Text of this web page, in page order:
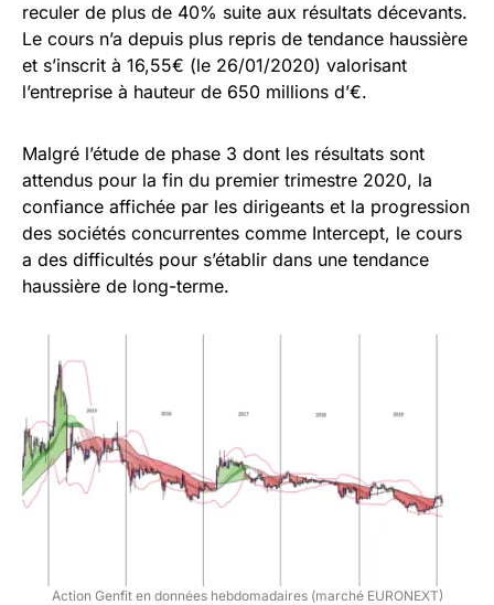
reculer de plus de 40% suite aux résultats décevants.
Le cours n’a depuis plus repris de tendance haussière
et s’inscrit à 16,55€ (le 26/01/2020) valorisant
l’entreprise à hauteur de 650 millions d’€.
Malgré l’étude de phase 3 dont les résultats sont
attendus pour la fin du premier trimestre 2020, la
confiance affichée par les dirigeants et la progression
des sociétés concurrentes comme Intercept, le cours
a des difficultés pour s’établir dans une tendance
haussière de long-terme.
Action Genfit en données hebdomadaires (marché EURONEXT)